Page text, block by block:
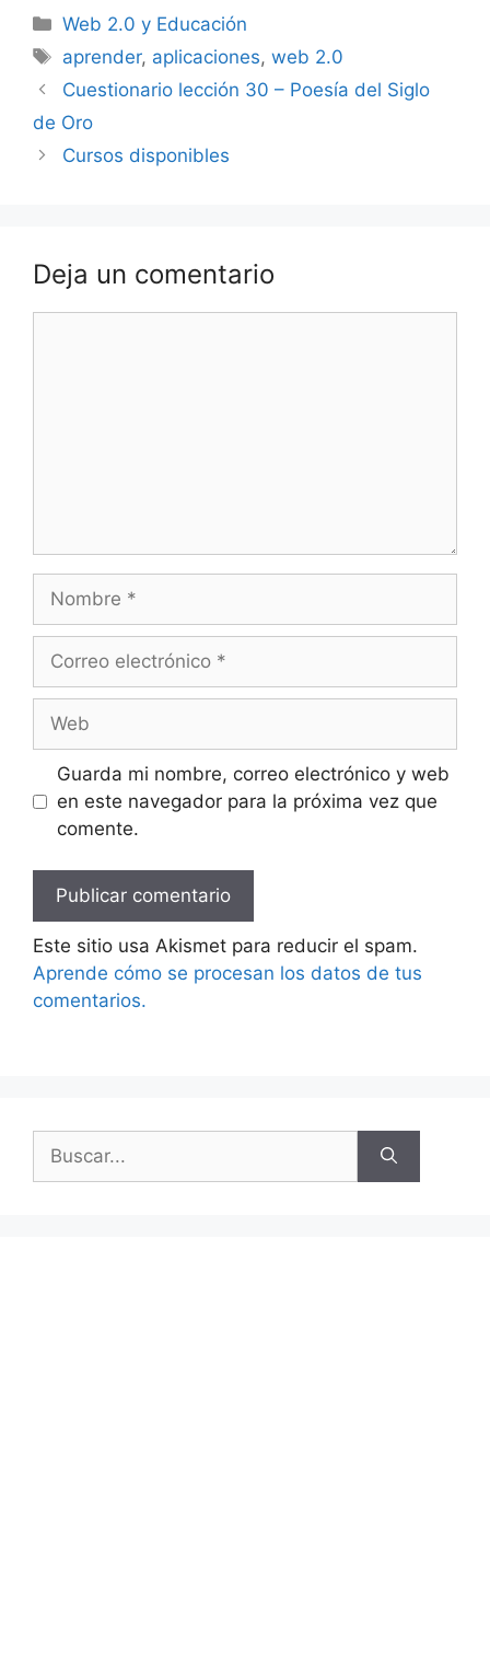
Categorías
Web 2.0 y Educación
Etiquetas
aprender, aplicaciones,web 2.0
Cuestionario lección 30 – Poesía del Siglo
de Oro
Cursos disponibles
Deja un comentario
electrónico
Guarda mi nombre, correo electrónico y web
en este navegador para la próxima vez que
comente.
Este sitio usa Akismet para reducir el spam.
Aprende cómo se procesan los datos de tus
comentarios.